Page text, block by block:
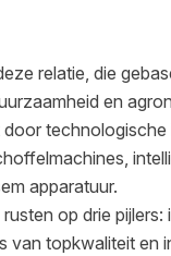
relatie, die
en
technologische
apparatuur.
op drie
van topkwaliteit en